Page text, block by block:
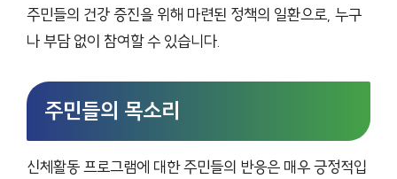
주민들의 건강 증진을 위해 마련된 정책의 일환으로, 누구
나 부담 없이 참여할 수 있습니다.
주민들의 목소리
신체활동 프로그램에 대한 주민들의 반응은 매우 긍정적입